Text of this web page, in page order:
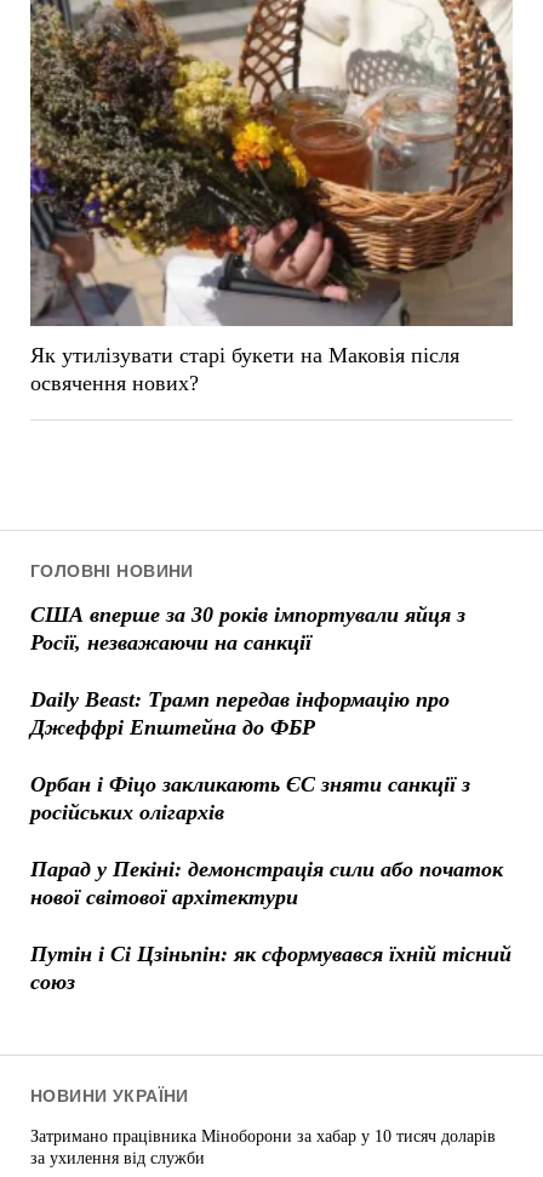
ГОЛОВНІ НОВИНИ
США вперше за 30 років імпортували яйця з
Росії, незважаючи на санкції
Daily Beast: Трамп передав інформацію про
Джеффрі Епштейна до ФБР
Орбан і Фіцо закликають ЄС зняти санкції з
російських олігархів
Парад у Пекіні: демонстрація сили або початок
нової світової архітектури
Путін і Сі Цзіньпін: як сформувався їхній тісний
союз
Як утилізувати старі букети на Маковія після
освячення нових?
НОВИНИ УКРАЇНИ
Затримано працівника Міноборони за хабар у 10 тисяч доларів
за ухилення від служби